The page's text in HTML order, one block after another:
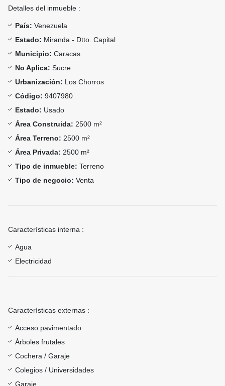
Detalles del inmueble :
País: Venezuela
Estado: Miranda - Dtto. Capital
Municipio: Caracas
No Aplica: Sucre
Urbanización: Los Chorros
Código: 9407980
Estado: Usado
Área Construida: 2500 m²
Área Terreno: 2500 m²
Área Privada: 2500 m²
Tipo de inmueble: Terreno
Tipo de negocio: Venta
Características interna :
Agua
Electricidad
Características externas :
Acceso pavimentado
Árboles frutales
Cochera / Garaje
Colegios / Universidades
Garaje